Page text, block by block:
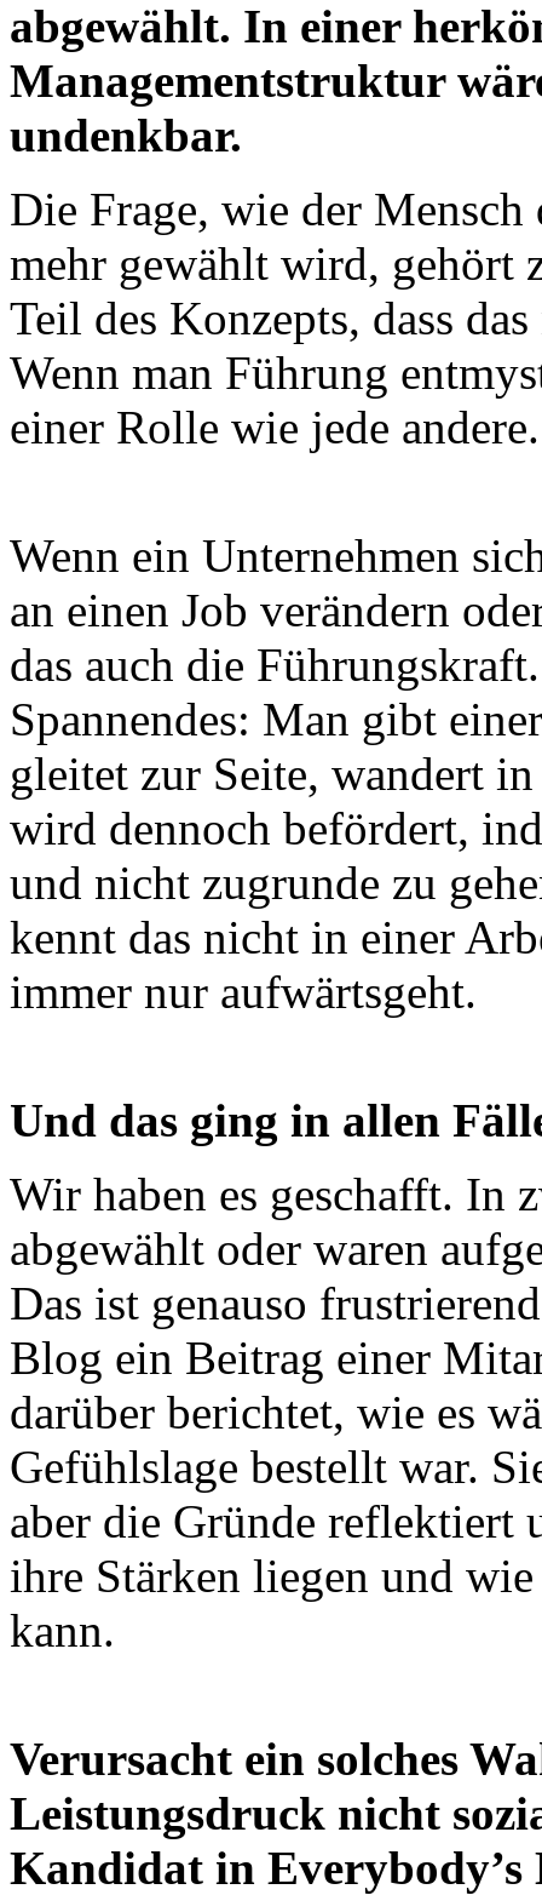
abgewählt. In einer
Managementstruktur
undenkbar.
Die Frage, wie der
mehr gewählt wird, gehört
Teil des Konzepts, dass
Wenn man Führung
einer Rolle wie jede andere.
Wenn ein Unternehmen
an einen Job verändern
das auch die
Spannendes: Man gibt
gleitet zur Seite, wandert
wird dennoch befördert,
und nicht zugrunde zu
kennt das nicht in einer
immer nur aufwärtsgeht.
Und das ging in allen
Wir haben es geschafft. In
abgewählt oder waren
Das ist genauso
Blog ein Beitrag einer
darüber berichtet, wie es
Gefühlslage bestellt war.
aber die Gründe reflektiert
ihre Stärken liegen und
kann.
Verursacht ein solches
Leistungsdruck nicht
Kandidat in